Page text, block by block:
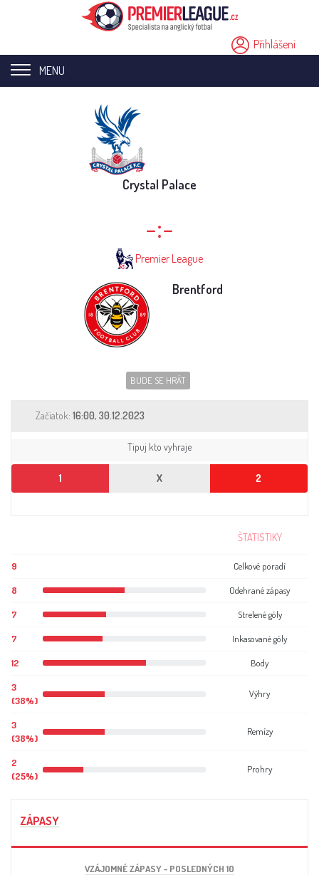
Přihlášení
MENU
Crystal Palace
-:-
Premier League
Brentford
BUDE SE HRÁT
Začiatok: 16:00, 30.12.2023
Tipuj kto vyhraje
1 X 2
ŠTATISTIKY
9 Celkové poradí
8 Odehrané zápasy
7 Strelené góly
7 Inkasované góly
12 Body
3
(38%)
Výhry
3
(38%)
Remízy
2
(25%)
Prohry
ZÁPASY
VZÁJOMNÉ ZÁPASY - POSLEDNÝCH 10